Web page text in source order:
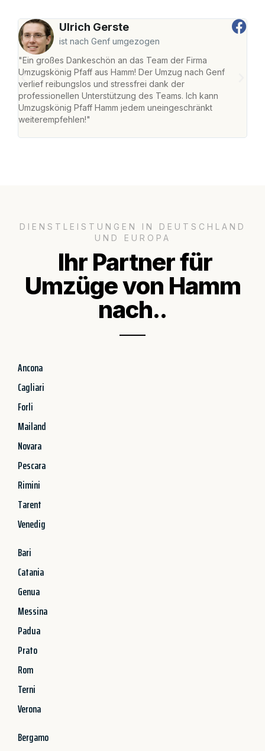
Ulrich Gerste
ist nach Genf umgezogen
"Ein großes Dankeschön an das Team der Firma
Umzugskönig Pfaff aus Hamm! Der Umzug nach Genf
verlief reibungslos und stressfrei dank der
professionellen Unterstützung des Teams. Ich kann
Umzugskönig Pfaff Hamm jedem uneingeschränkt
weiterempfehlen!"
DIENSTLEISTUNGEN IN DEUTSCHLAND
UND EUROPA
Ihr Partner für
Umzüge von Hamm
nach..
Ancona
Cagliari
Forli
Mailand
Novara
Pescara
Rimini
Tarent
Venedig
Bari
Catania
Genua
Messina
Padua
Prato
Rom
Terni
Verona
Bergamo